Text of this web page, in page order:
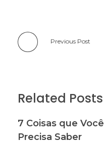
Previous Post
Related Posts
7 Coisas que Você
Precisa Saber